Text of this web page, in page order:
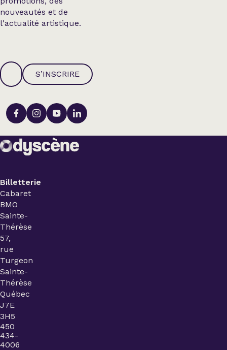
nouveautés et de
l'actualité artistique.
S’INSCRIRE
Billetterie
Cabaret
BMO
Sainte-
Thérèse
57,
rue
Turgeon
Sainte-
Thérèse
Québec
J7E
3H5
450
434-
4006